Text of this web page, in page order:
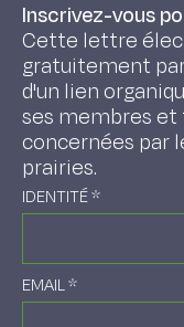
Inscrivez-vous
Cette lettre
gratuitement par
d'un lien
ses membres et
concernées par
prairies.
IDENTITÉ*
EMAIL*